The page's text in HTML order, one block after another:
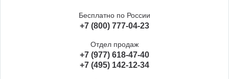
Бесплатно по России
+7 (800) 777-04-23
Отдел продаж
+7 (977) 618-47-40
+7 (495) 142-12-34